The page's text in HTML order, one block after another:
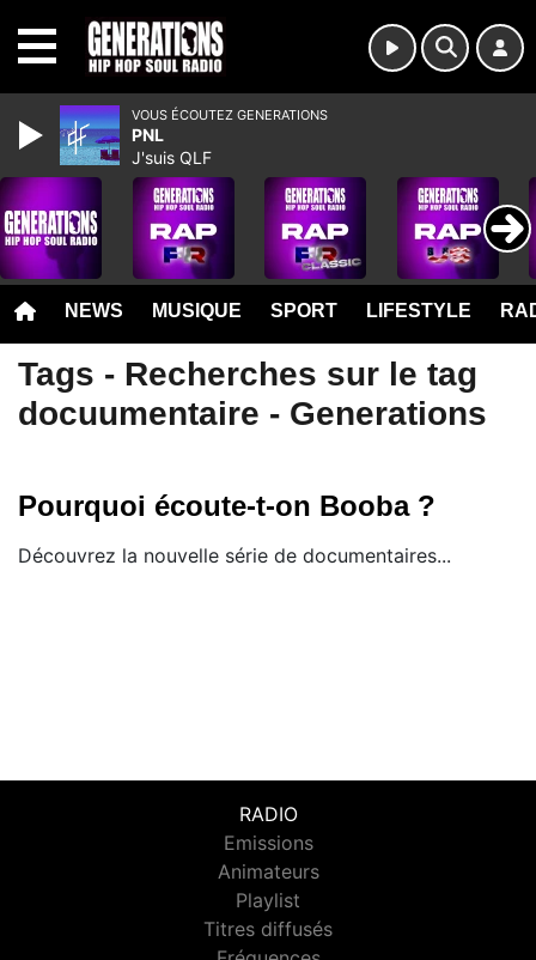
NEWS MUSIQUE SPORT LIFESTYLE
Tags - Recherches sur le tag
docuumentaire - Generations
Pourquoi écoute-t-on Booba ?
Découvrez la nouvelle série de documentaires...
RADIO
Emissions
Animateurs
Playlist
Titres diffusés
VOUS ÉCOUTEZ GENERATIONS
PNL
J'suis QLF